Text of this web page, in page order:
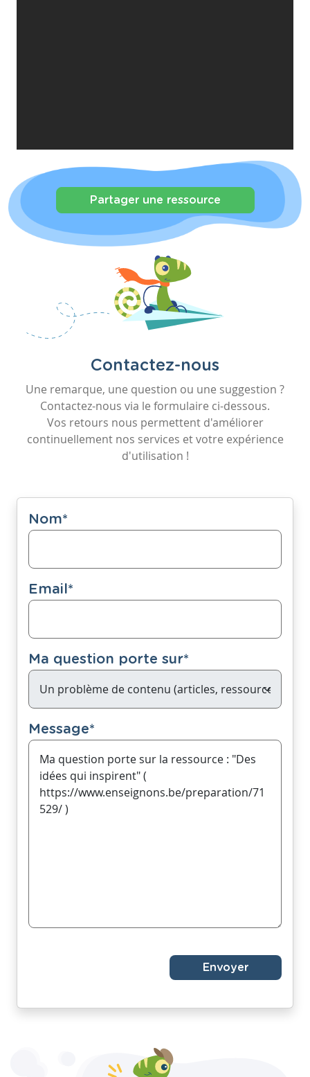
Partager une ressource
Contactez-nous
Une remarque, une question ou une suggestion ?
Contactez-nous via le formulaire ci-dessous.
Vos retours nous permettent d'améliorer
continuellement nos services et votre expérience
d'utilisation !
Nom*
Email*
Ma question porte sur*
Message*
Envoyer